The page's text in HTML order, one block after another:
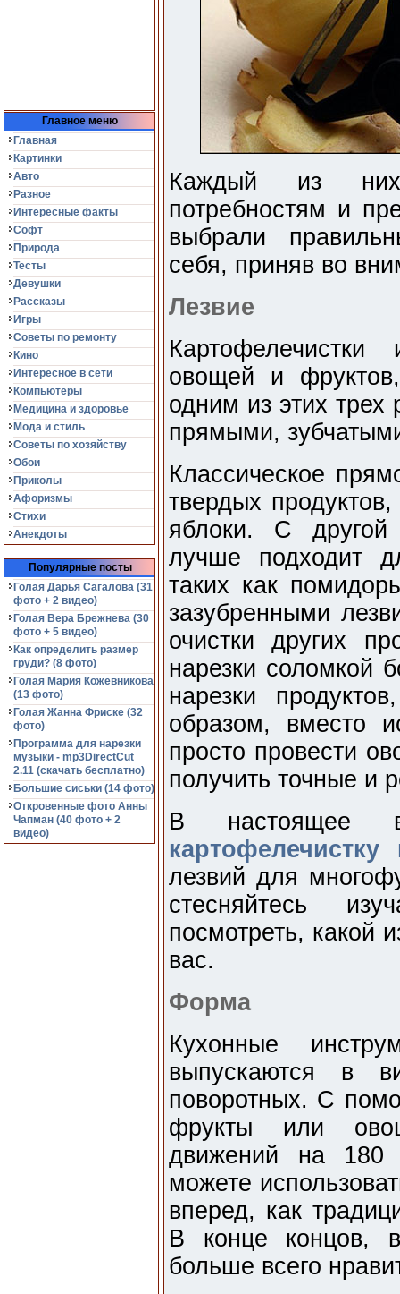
Главное меню
Главная
Картинки
Авто
Разное
Интересные факты
Софт
Природа
Тесты
Девушки
Рассказы
Игры
Советы по ремонту
Кино
Интересное в сети
Компьютеры
Медицина и здоровье
Мода и стиль
Советы по хозяйству
Обои
Приколы
Афоризмы
Стихи
Анекдоты
Популярные посты
Голая Дарья Сагалова (31
фото + 2 видео)
Голая Вера Брежнева (30
фото + 5 видео)
Как определить размер
груди? (8 фото)
Голая Мария Кожевникова
(13 фото)
Голая Жанна Фриске (32
фото)
Программа для нарезки
музыки - mp3DirectCut
2.11 (cкачать бесплатно)
Большие сиськи (14 фото)
Откровенные фото Анны
Чапман (40 фото + 2
видео)
Каждый из них
потребностям и
выбрали
себя, приняв во
Лезвие
овощей и
одним из этих трех
прямыми,
Классическое
твердых
яблоки. С другой
лучше подходит
таких как
зазубренными
очистки других
нарезки соломкой
нарезки
образом, вместо
просто провести
получить точные и
В настоящее
картофелечистку
лезвий для
стесняйтесь
посмотреть, какой
вас.
Форма
Кухонные
выпускаются в
поворотных. С
фрукты или
движений на 180
можете
вперед, как
В конце концов,
больше всего